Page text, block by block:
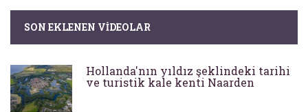
SON EKLENEN VIDEOLAR
Hollanda'nın yıldız şeklindeki tarihi
ve turistik kale kenti Naarden